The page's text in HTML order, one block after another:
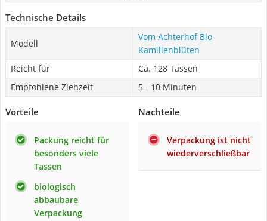
Technische Details
Modell
Vom Achterhof Bio-
Kamillenblüten
Reicht für
Ca. 128 Tassen
Empfohlene Ziehzeit
5 - 10 Minuten
Vorteile
Packung reicht für
besonders viele
Tassen
biologisch
abbaubare
Verpackung
Nachteile
Verpackung ist nicht
wiederverschließbar